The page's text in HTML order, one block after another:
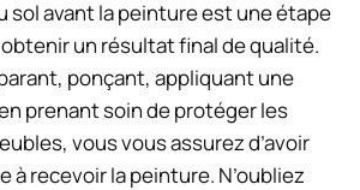
sol avant la peinture est une étape
un résultat final de qualité.
ponçant, appliquant une
prenant soin de protéger les
vous vous assurez d’avoir
à recevoir la peinture. N’oubliez